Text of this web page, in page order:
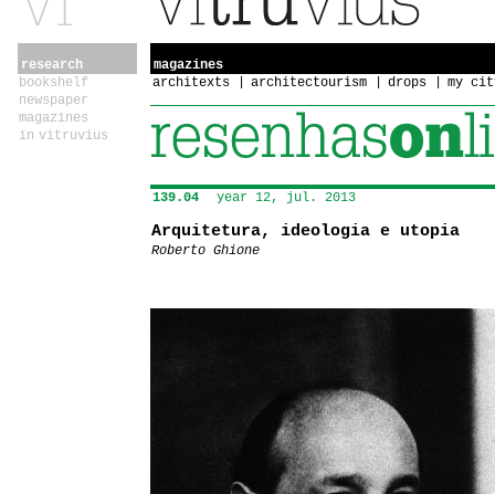
research
bookshelf
newspaper
magazines
in vitruvius
magazines
architexts
architectourism drops my
139.04 year 12, jul. 2013
Arquitetura, ideologia e utopia
Roberto Ghione